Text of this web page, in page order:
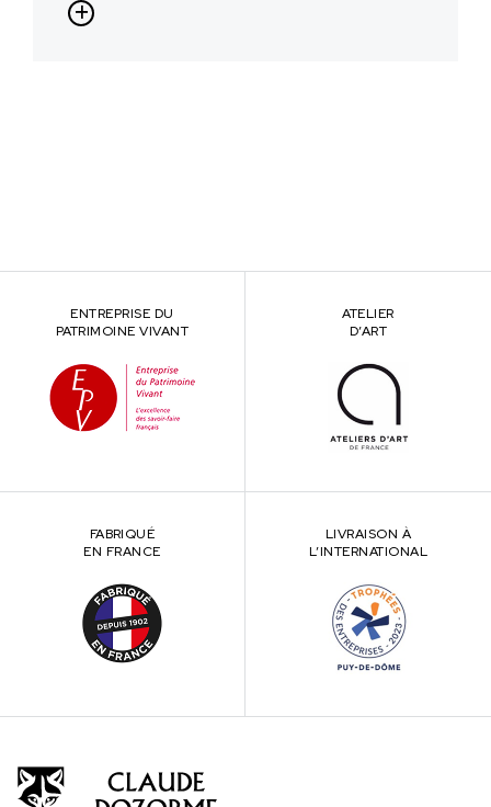
ENTREPRISE DU
PATRIMOINE VIVANT
ATELIER
D’ART
FABRIQUÉ
EN FRANCE
LIVRAISON À
L’INTERNATIONAL